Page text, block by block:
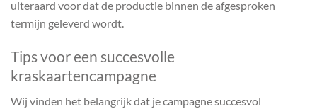
uiteraard voor dat de productie binnen de afgesproken
termijn geleverd wordt.
Tips voor een succesvolle
kraskaartencampagne
Wij vinden het belangrijk dat je campagne succesvol